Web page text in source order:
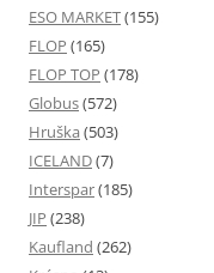
ESO MARKET(155)
FLOP (165)
FLOP TOP (178)
Globus(572)
Hruška (503)
ICELAND(7)
Interspar(185)
JIP (238)
Kaufland (262)